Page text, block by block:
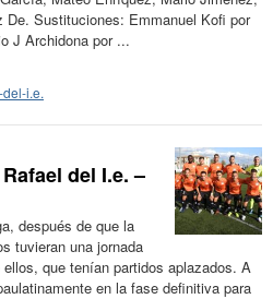
Sustituciones: Emmanuel Kofi por
J Archidona por ...
i.e.
del I.e. –
después de que la
tuvieran una jornada
que tenían partidos aplazados. A
en la fase definitiva para